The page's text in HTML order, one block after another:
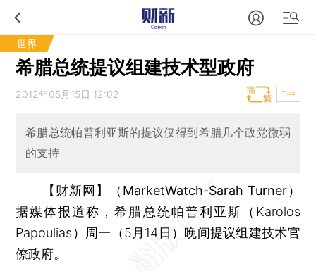
世界
希腊总统提议组建技术型政府
2012年05月15日 12:02 T中
希腊总统帕普利亚斯的提议仅得到希腊几个政党微弱
的支持
【财新网】（MarketWatch-Sarah Turner）
据媒体报道称，希腊总统帕普利亚斯（Karolos
Papoulias）周一（5月14日）晚间提议组建技术官
僚政府。